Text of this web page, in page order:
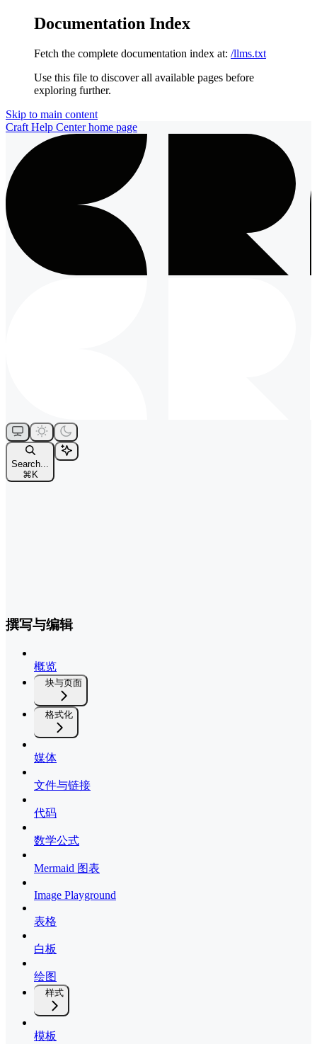
Documentation Index
Fetch the complete documentation index at: /llms.txt
Use this file to discover all available pages before
exploring further.
Skip to main content
Craft Help Centerhome page
Search...
⌘ K
撰写与编辑
概览
块与页面
格式化
媒体
文件与链接
代码
数学公式
Mermaid 图表
Image Playground
表格
白板
绘图
样式
模板